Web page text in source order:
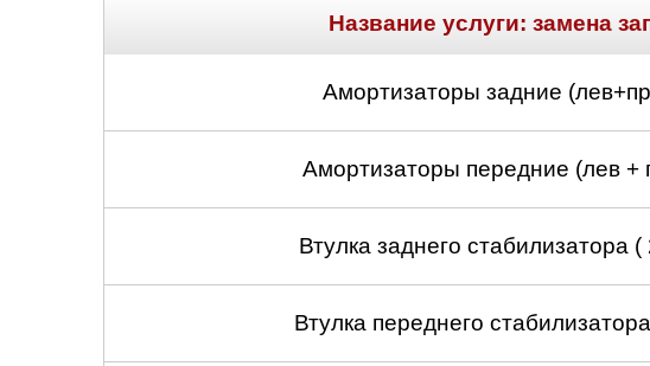
Название услуги: замена
Амортизаторы задние
Амортизаторы передние (лев +
Втулка заднего стабилизатора
Втулка переднего